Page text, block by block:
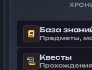
База
Предметы,
Квесты